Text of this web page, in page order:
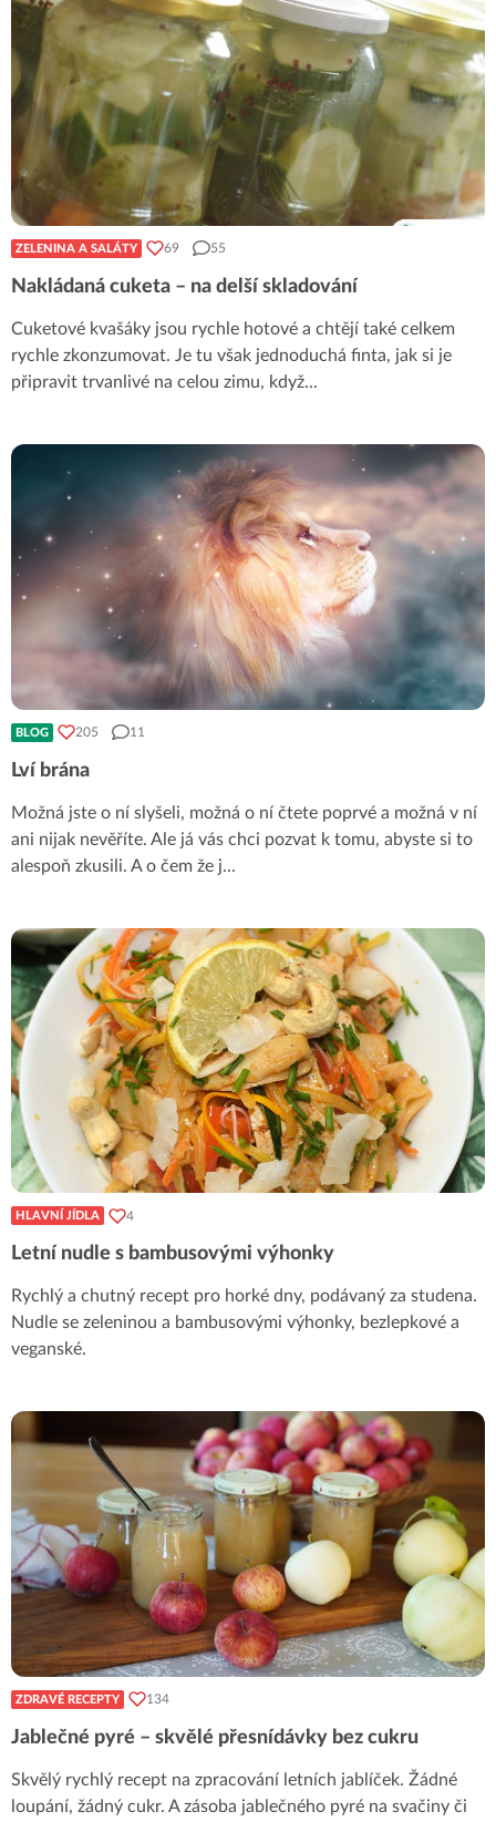
ZELENINA A SALÁTY 69 55
Nakládaná cuketa – na delší skladování
Cuketové kvašáky jsou rychle hotové a chtějí také celkem
rychle zkonzumovat. Je tu však jednoduchá finta, jak si je
připravit trvanlivé na celou zimu, když...
BLOG 205 11
Lví brána
Možná jste o ní slyšeli, možná o ní čtete poprvé a možná v ní
ani nijak nevěříte. Ale já vás chci pozvat k tomu, abyste si to
alespoň zkusili. A o čem že j...
HLAVNÍ JÍDLA 4
Letní nudle s bambusovými výhonky
Rychlý a chutný recept pro horké dny, podávaný za studena.
Nudle se zeleninou a bambusovými výhonky, bezlepkové a
veganské.
ZDRAVÉ RECEPTY 134
Jablečné pyré – skvělé přesnídávky bez cukru
Skvělý rychlý recept na zpracování letních jablíček. Žádné
loupání, žádný cukr. A zásoba jablečného pyré na svačiny či